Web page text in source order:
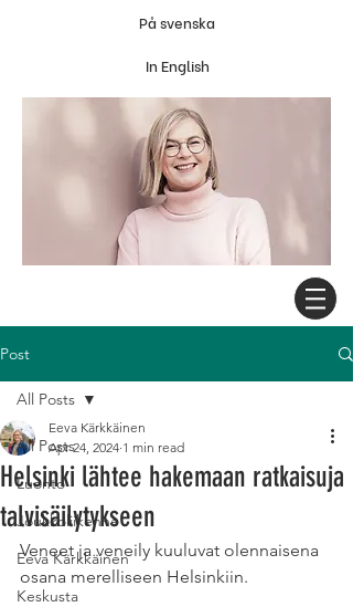
På svenska
In English
Post
All Posts
Luonto
Joukkoliikenne
Eeva Kärkkäinen
Keskusta
All Posts
Helsinki lähtee hakemaan ratkaisuja
talvisäilytykseen
Eeva Kärkkäinen
Apr 24, 2024 1 min read
Veneet ja veneily kuuluvat olennaisena
osana merelliseen Helsinkiin.